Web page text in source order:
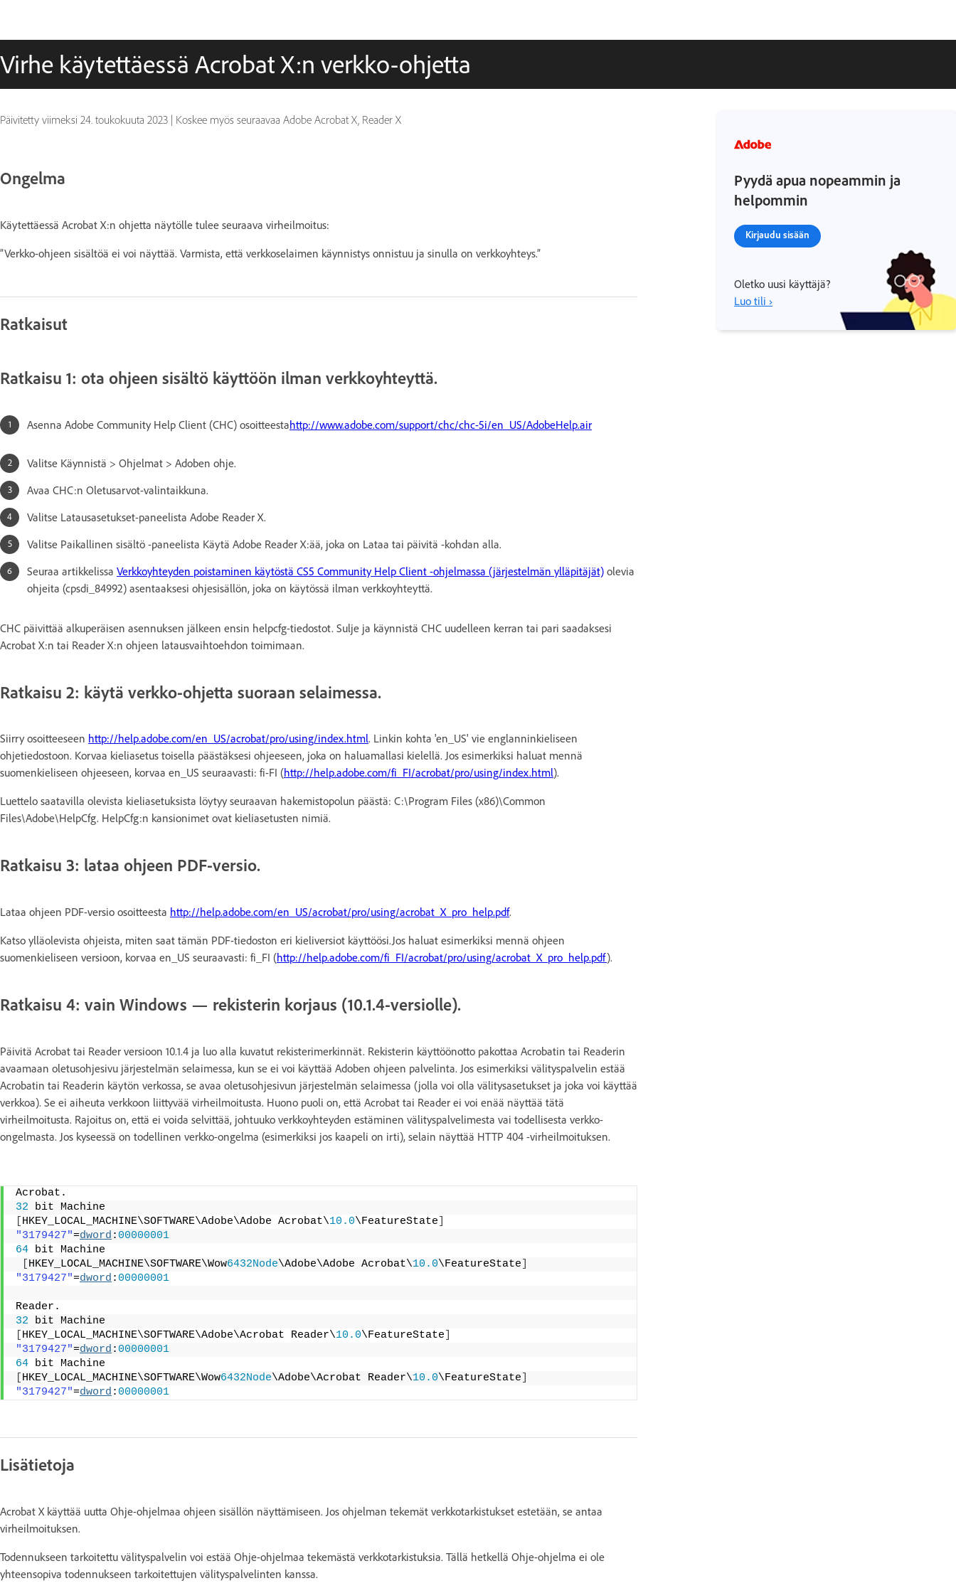
Virhe käytettäessä Acrobat X:n verkko-ohjetta
Päivitetty viimeksi 24. toukokuuta 2023 | Koskee myös seuraavaa Adobe Acrobat X, Reader X
Ongelma
Käytettäessä Acrobat X:n ohjetta näytölle tulee seuraava virheilmoitus:
”Verkko-ohjeen sisältöä ei voi näyttää. Varmista, että verkkoselaimen käynnistys onnistuu ja sinulla on verkkoyhteys.”
Ratkaisut
Ratkaisu 1: ota ohjeen sisältö käyttöön ilman verkkoyhteyttä.
Asenna Adobe Community Help Client (CHC) osoitteestahttp://www.adobe.com/support/chc/chc-5i/en_US/AdobeHelp.air
Valitse Käynnistä > Ohjelmat > Adoben ohje.
Avaa CHC:n Oletusarvot-valintaikkuna.
Valitse Latausasetukset-paneelista Adobe Reader X.
Valitse Paikallinen sisältö -paneelista Käytä Adobe Reader X:ää, joka on Lataa tai päivitä -kohdan alla.
Seuraa artikkelissa Verkkoyhteyden poistaminen käytöstä CS5 Community Help Client -ohjelmassa (järjestelmän ylläpitäjät) olevia
ohjeita (cpsdi_84992) asentaaksesi ohjesisällön, joka on käytössä ilman verkkoyhteyttä.
CHC päivittää alkuperäisen asennuksen jälkeen ensin helpcfg-tiedostot. Sulje ja käynnistä CHC uudelleen kerran tai pari saadaksesi
Acrobat X:n tai Reader X:n ohjeen latausvaihtoehdon toimimaan.
Ratkaisu 2: käytä verkko-ohjetta suoraan selaimessa.
Siirry osoitteeseen http://help.adobe.com/en_US/acrobat/pro/using/index.html. Linkin kohta 'en_US' vie englanninkieliseen
ohjetiedostoon. Korvaa kieliasetus toisella päästäksesi ohjeeseen, joka on haluamallasi kielellä. Jos esimerkiksi haluat mennä
suomenkieliseen ohjeeseen, korvaa en_US seuraavasti: fi-FI (http://help.adobe.com/fi_FI/acrobat/pro/using/index.html).
Luettelo saatavilla olevista kieliasetuksista löytyy seuraavan hakemistopolun päästä: C:\Program Files (x86)\Common
Files\Adobe\HelpCfg. HelpCfg:n kansionimet ovat kieliasetusten nimiä.
Ratkaisu 3: lataa ohjeen PDF-versio.
Lataa ohjeen PDF-versio osoitteesta http://help.adobe.com/en_US/acrobat/pro/using/acrobat_X_pro_help.pdf.
Katso ylläolevista ohjeista, miten saat tämän PDF-tiedoston eri kieliversiot käyttöösi.Jos haluat esimerkiksi mennä ohjeen
suomenkieliseen versioon, korvaa en_US seuraavasti: fi_FI (http://help.adobe.com/fi_FI/acrobat/pro/using/acrobat_X_pro_help.pdf).
Ratkaisu 4: vain Windows — rekisterin korjaus (10.1.4-versiolle).
Päivitä Acrobat tai Reader versioon 10.1.4 ja luo alla kuvatut rekisterimerkinnät. Rekisterin käyttöönotto pakottaa Acrobatin tai Readerin
avaamaan oletusohjesivu järjestelmän selaimessa, kun se ei voi käyttää Adoben ohjeen palvelinta. Jos esimerkiksi välityspalvelin estää
Acrobatin tai Readerin käytön verkossa, se avaa oletusohjesivun järjestelmän selaimessa (jolla voi olla välitysasetukset ja joka voi käyttää
verkkoa). Se ei aiheuta verkkoon liittyvää virheilmoitusta. Huono puoli on, että Acrobat tai Reader ei voi enää näyttää tätä
virheilmoitusta. Rajoitus on, että ei voida selvittää, johtuuko verkkoyhteyden estäminen välityspalvelimesta vai todellisesta verkko-
ongelmasta. Jos kyseessä on todellinen verkko-ongelma (esimerkiksi jos kaapeli on irti), selain näyttää HTTP 404 -virheilmoituksen.
Acrobat.
32 bit Machine
HKEY_LOCAL_MACHINE\SOFTWARE\Adobe\Adobe Acrobat\10.0\FeatureState
"3179427"=dword : 00000001
64 bit Machine
HKEY_LOCAL_MACHINE\SOFTWARE\Wow6432Node\Adobe\Adobe Acrobat\10.0\FeatureState
"3179427"=dword : 00000001
Reader.
32 bit Machine
HKEY_LOCAL_MACHINE\SOFTWARE\Adobe\Acrobat Reader\10.0\FeatureState
"3179427"=dword : 00000001
64 bit Machine
HKEY_LOCAL_MACHINE\SOFTWARE\Wow6432Node\Adobe\Acrobat Reader\10.0\FeatureState
"3179427"=dword : 00000001
Lisätietoja
Acrobat X käyttää uutta Ohje-ohjelmaa ohjeen sisällön näyttämiseen. Jos ohjelman tekemät verkkotarkistukset estetään, se antaa
virheilmoituksen.
Todennukseen tarkoitettu välityspalvelin voi estää Ohje-ohjelmaa tekemästä verkkotarkistuksia. Tällä hetkellä Ohje-ohjelma ei ole
yhteensopiva todennukseen tarkoitettujen välityspalvelinten kanssa.
Pyydä apua nopeammin ja
helpommin
Kirjaudu sisään
Oletko uusi käyttäjä?
Luo tili ›